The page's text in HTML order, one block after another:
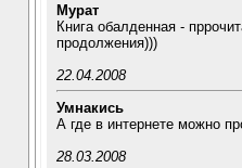
Мурат
Книга обалденная -
продолжения)))
22.04.2008
Умнакись
А где в интернете можно
28.03.2008